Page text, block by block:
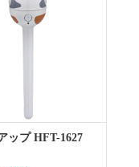
ップ HFT-1627